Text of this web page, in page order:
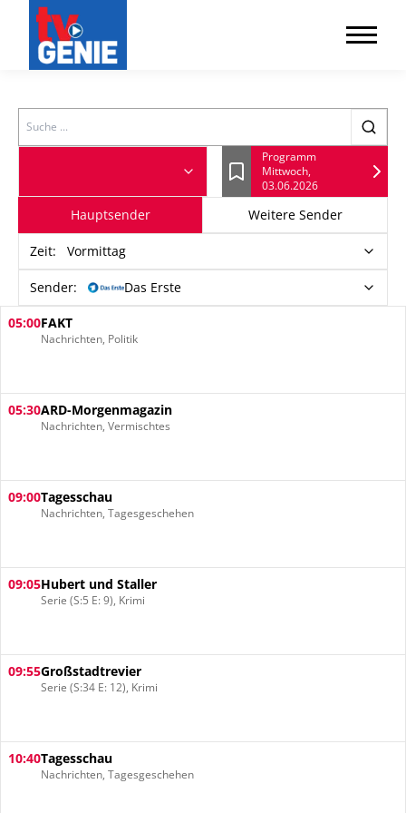
Search
Lesezeichen
Programm
Mittwoch,
03.06.2026
Hauptsender Weitere Sender
Zeit: Vormittag
Sender: Das Erste
05:00FAKT
Nachrichten, Politik
05:30ARD-Morgenmagazin
Nachrichten, Vermischtes
09:00Tagesschau
Nachrichten, Tagesgeschehen
09:05Hubert und Staller
Serie (S:5 E: 9), Krimi
09:55Großstadtrevier
Serie (S:34 E: 12), Krimi
10:40Tagesschau
Nachrichten, Tagesgeschehen